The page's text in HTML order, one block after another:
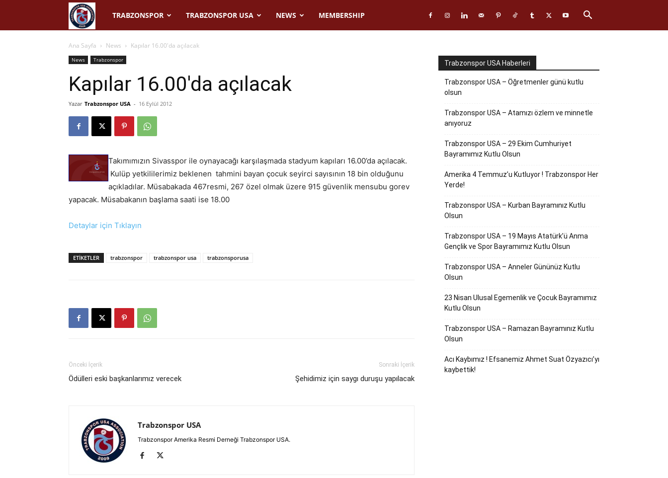
Trabzonspor
USA
TRABZONSPOR TRABZONSPOR USA NEWS MEMBERSHIP
Ana Sayfa News Kapılar 16.00'da açılacak
News Trabzonspor
Kapılar 16.00'da açılacak
Yazar Trabzonspor USA - 16 Eylül 2012
Takımımızın Sivasspor ile oynayacağı karşılaşmada stadyum kapıları 16.00’da açılacak.
Kulüp yetkililerimiz beklenen tahmini bayan çocuk seyirci sayısının 18 bin olduğunu
açıkladılar. Müsabakada 467resmi, 267 özel olmak üzere 915 güvenlik mensubu gorev
yapacak. Müsabakanın başlama saati ise 18.00
Detaylar için Tıklayın
ETIKETLER trabzonspor trabzonspor usa trabzonsporusa
Önceki İçerik
Ödülleri eski başkanlarımız verecek
Sonraki İçerik
Şehidimiz için saygı duruşu yapılacak
Trabzonspor USA
Trabzonspor Amerika Resmi Derneği Trabzonspor USA.
Trabzonspor USA Haberleri
Trabzonspor USA – Öğretmenler günü kutlu
olsun
Trabzonspor USA – Atamızı özlem ve minnetle
anıyoruz
Trabzonspor USA – 29 Ekim Cumhuriyet
Bayramımız Kutlu Olsun
Amerika 4 Temmuz’u Kutluyor ! Trabzonspor Her
Yerde!
Trabzonspor USA – Kurban Bayramınız Kutlu
Olsun
Trabzonspor USA – 19 Mayıs Atatürk’ü Anma
Gençlik ve Spor Bayramımız Kutlu Olsun
Trabzonspor USA – Anneler Gününüz Kutlu
Olsun
23 Nisan Ulusal Egemenlik ve Çocuk Bayramımız
Kutlu Olsun
Trabzonspor USA – Ramazan Bayramınız Kutlu
Olsun
Acı Kaybımız ! Efsanemiz Ahmet Suat Özyazıcı’yı
kaybettik!